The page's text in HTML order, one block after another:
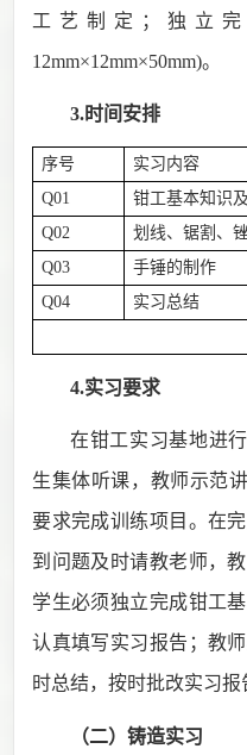
工艺制定；独立
12mm×12mm×50mm)。
3.时间安排
序号 实习内容
Q01
钳工基本知识
Q02
划线、锯割、
Q03
手锤的制作
Q04
实习总结
4.实习要求
在钳工实习基地进
生集体听课，教师示范
要求完成训练项目。在
到问题及时请教老师，
学生必须独立完成钳工
认真填写实习报告；教
时总结，按时批改实习报
（二）铸造实习